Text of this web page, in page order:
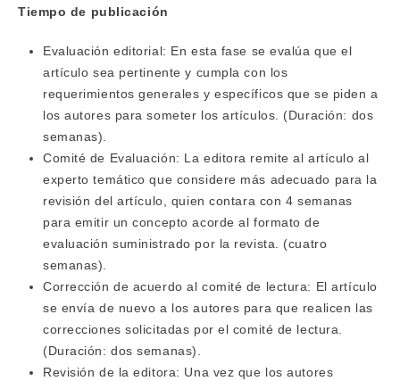
Tiempo de publicación
Evaluación editorial: En esta fase se evalúa que el
artículo sea pertinente y cumpla con los
requerimientos generales y específicos que se piden a
los autores para someter los artículos. (Duración: dos
semanas).
Comité de Evaluación: La editora remite al artículo al
experto temático que considere más adecuado para la
revisión del artículo, quien contara con 4 semanas
para emitir un concepto acorde al formato de
evaluación suministrado por la revista. (cuatro
semanas).
Corrección de acuerdo al comité de lectura: El artículo
se envía de nuevo a los autores para que realicen las
correcciones solicitadas por el comité de lectura.
(Duración: dos semanas).
Revisión de la editora: Una vez que los autores